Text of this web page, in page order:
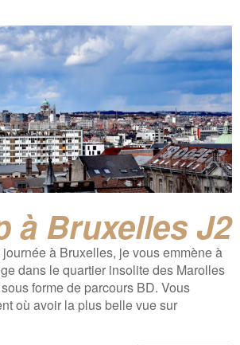
à Bruxelles J2
à Bruxelles, je vous emmène à
dans le quartier insolite des Marolles
forme de parcours BD. Vous
où avoir la plus belle vue sur